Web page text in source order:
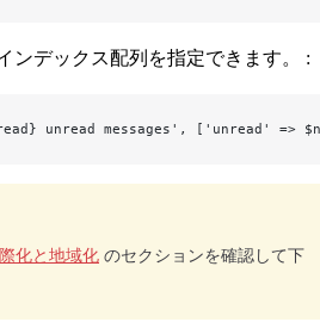
ンデックス配列を指定できます。 :
unread messages', ['unread' =>
化と地域化 のセクションを確認して下